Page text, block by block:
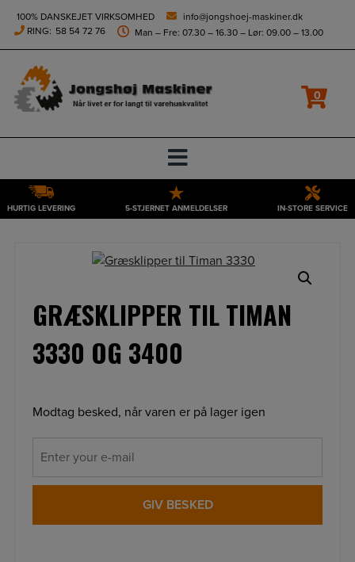
height="0" width="0" style="display:none;visibility:hidden">
Hop
100% DANSKEJET VIRKSOMHED
info@jongshoej-maskiner.dk
RING: 58 54 72 76 Man – Fre: 07.30 – 16.30 – Lør: 09.00 – 13.00
0
HURTIG LEVERING 5-STJERNET ANMELDELSER IN-STORE SERVICE
GRÆSKLIPPER TIL TIMAN
3330 OG 3400
Modtag besked, når varen er på lager igen
GIV BESKED